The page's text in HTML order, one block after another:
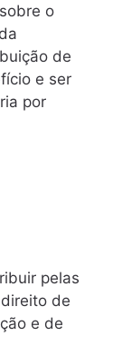
o
de
e ser
por
pelas
de
e de